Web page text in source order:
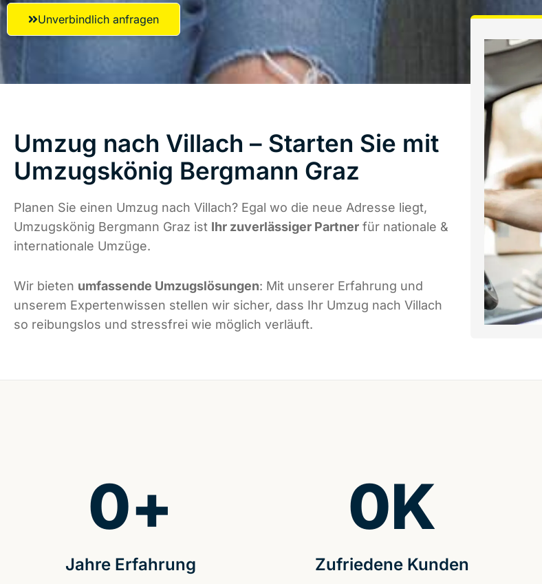
Unverbindlich anfragen
Umzug nach Villach – Starten Sie mit
Umzugskönig Bergmann Graz
Planen Sie einen Umzug nach Villach? Egal wo die neue Adresse liegt,
Umzugskönig Bergmann Graz ist Ihr zuverlässiger Partner für nationale &
internationale Umzüge.
Wir bieten umfassende Umzugslösungen: Mit unserer Erfahrung und
unserem Expertenwissen stellen wir sicher, dass Ihr Umzug nach Villach
so reibungslos und stressfrei wie möglich verläuft.
Jahre Erfahrung
0+
Zufriedene Kunden
0K